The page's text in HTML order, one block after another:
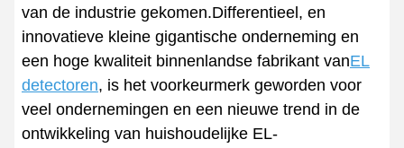
van de industrie gekomen.Differentieel, en
innovatieve kleine gigantische onderneming en
een hoge kwaliteit binnenlandse fabrikant vanEL
detectoren, is het voorkeurmerk geworden voor
veel ondernemingen en een nieuwe trend in de
ontwikkeling van huishoudelijke EL-